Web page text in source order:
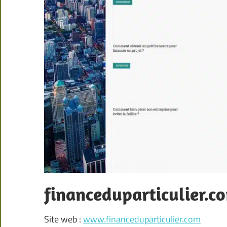
Site web :www.financeduparticulier.com